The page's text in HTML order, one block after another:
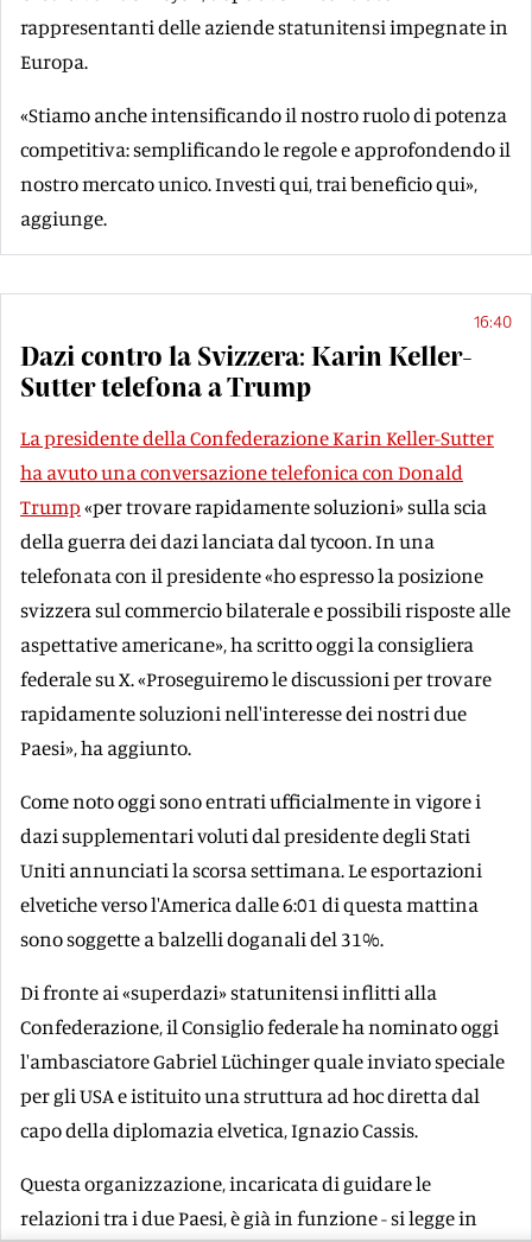
rappresentanti delle aziende statunitensi impegnate in
Europa.
«Stiamo anche intensificando il nostro ruolo di potenza
competitiva: semplificando le regole e approfondendo il
nostro mercato unico. Investi qui, trai beneficio qui»,
aggiunge.
16:40
Dazi contro la Svizzera: Karin Keller-
Sutter telefona a Trump
La presidente della Confederazione Karin Keller-Sutter
ha avuto una conversazione telefonica con Donald
Trump«per trovare rapidamente soluzioni» sulla scia
della guerra dei dazi lanciata dal tycoon. In una
telefonata con il presidente «ho espresso la posizione
svizzera sul commercio bilaterale e possibili risposte alle
aspettative americane», ha scritto oggi la consigliera
federale su X. «Proseguiremo le discussioni per trovare
rapidamente soluzioni nell'interesse dei nostri due
Paesi», ha aggiunto.
Come noto oggi sono entrati ufficialmente in vigore i
dazi supplementari voluti dal presidente degli Stati
Uniti annunciati la scorsa settimana. Le esportazioni
elvetiche verso l'America dalle 6:01 di questa mattina
sono soggette a balzelli doganali del 31%.
Di fronte ai «superdazi» statunitensi inflitti alla
Confederazione, il Consiglio federale ha nominato oggi
l'ambasciatore Gabriel Lüchinger quale inviato speciale
per gli USA e istituito una struttura ad hoc diretta dal
capo della diplomazia elvetica, Ignazio Cassis.
Questa organizzazione, incaricata di guidare le
relazioni tra i due Paesi, è già in funzione - si legge in